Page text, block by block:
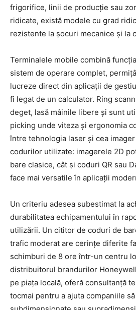
frigorifice, linii de producție sau
ridicate, există modele cu grad
rezistente la șocuri mecanice și la
Terminalele mobile combină
sistem de operare complet,
lucreze direct din aplicații de
fi legat de un calculator. Ring
deget, lasă mâinile libere și sunt
picking unde viteza și ergonomia
între tehnologia laser și cea
codurilor utilizate: imagerele 2D
bare clasice, cât și coduri QR sau
face mai versatile în aplicații
Un criteriu adesea subestimat la
durabilitatea echipamentului în
utilizării. Un cititor de coduri de
trafic moderat are cerințe diferite
schimburi de 8 ore într-un centru
distribuitorul brandurilor
pe piața locală, oferă consultanță
tocmai pentru a ajuta companiile